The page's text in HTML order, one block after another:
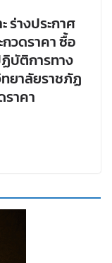
ร่างประกาศ
กวดราคา ซื้อ
บัติการทาง
ยาลัยราชภัฏ
าคา